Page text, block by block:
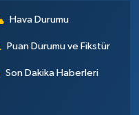
Hava Durumu
Puan Durumu ve Fikstür
Son Dakika Haberleri